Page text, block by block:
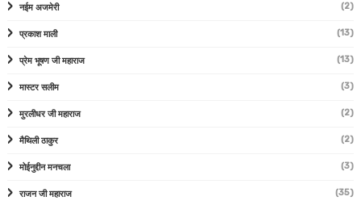
नईम अजमेरी (2)
प्रकाश माली (13)
प्रेम भूषण जी महाराज (13)
मास्टर सलीम (3)
मुरलीधर जी महाराज (2)
मैथिली ठाकुर (2)
मोईनुद्दीन मनचला (3)
राजन जी महाराज (35)